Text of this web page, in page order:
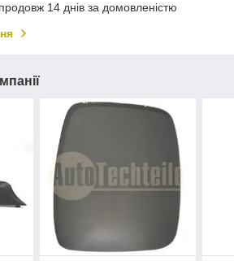
14 днів за домовленістю